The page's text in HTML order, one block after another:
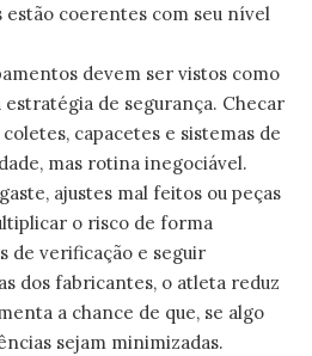
estão coerentes com seu nível
devem ser vistos como
de segurança. Checar
capacetes e sistemas de
mas rotina inegociável.
ajustes mal feitos ou peças
o risco de forma
de verificação e seguir
dos fabricantes, o atleta reduz
a chance de que, se algo
sejam minimizadas.